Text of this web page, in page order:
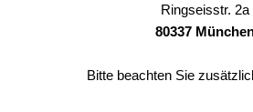
Ringseisstr. 2a
80337
Bitte beachten Sie